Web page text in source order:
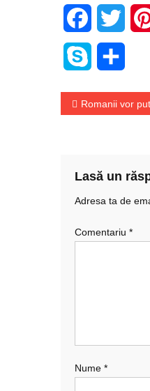
Facebook
Skype
Navigare
Romanii vor putea calatorii
Lasă un
Adresa ta de
Comentariu *
Nume *